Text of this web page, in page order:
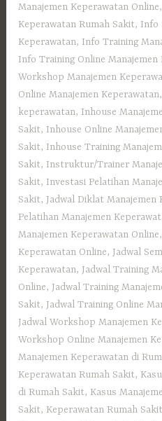
Manajemen Keperawatan Online,
Keperawatan Rumah Sakit, Info
Keperawatan, Info Training
Info Training Online Manajemen
Workshop Manajemen
Online Manajemen Keperawatan
keperawatan, Inhouse
Sakit, Inhouse Online
Sakit, Inhouse Training
Sakit, Instruktur/Trainer
Sakit, Investasi Pelatihan
Sakit, Jadwal Diklat Manajemen
Pelatihan Manajemen
Manajemen Keperawatan Online,
Keperawatan Online, Jadwal
Keperawatan, Jadwal Training
Online, Jadwal Training
Sakit, Jadwal Training Online
Jadwal Workshop Manajemen
Workshop Online Manajemen
Manajemen Keperawatan di
Keperawatan Rumah Sakit,
di Rumah Sakit, Kasus
Sakit, Keperawatan Rumah Sakit